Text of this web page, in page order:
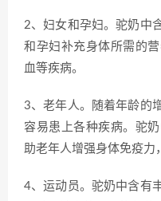
2、妇女和孕妇。驼奶中
和孕妇补充身体所需的
血等疾病。
3、老年人。随着年龄的
容易患上各种疾病。驼
助老年人增强身体免疫力
4、运动员。驼奶中含有